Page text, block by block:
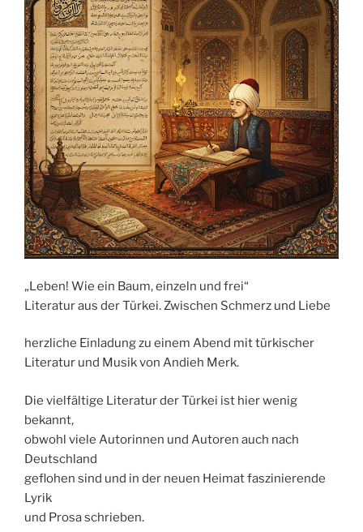
„Leben! Wie ein Baum, einzeln und frei“
Literatur aus der Türkei. Zwischen Schmerz und Liebe
herzliche Einladung zu einem Abend mit türkischer
Literatur und Musik von Andieh Merk.
Die vielfältige Literatur der Türkei ist hier wenig
bekannt,
obwohl viele Autorinnen und Autoren auch nach
Deutschland
geflohen sind und in der neuen Heimat faszinierende
Lyrik
und Prosa schrieben.